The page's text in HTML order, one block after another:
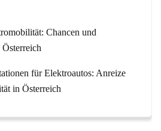
Chancen und
für Elektroautos: Anreize
in Österreich